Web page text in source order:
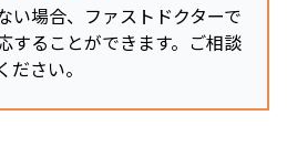
い場合、ファストドクターで
することができます。ご相談
ださい。